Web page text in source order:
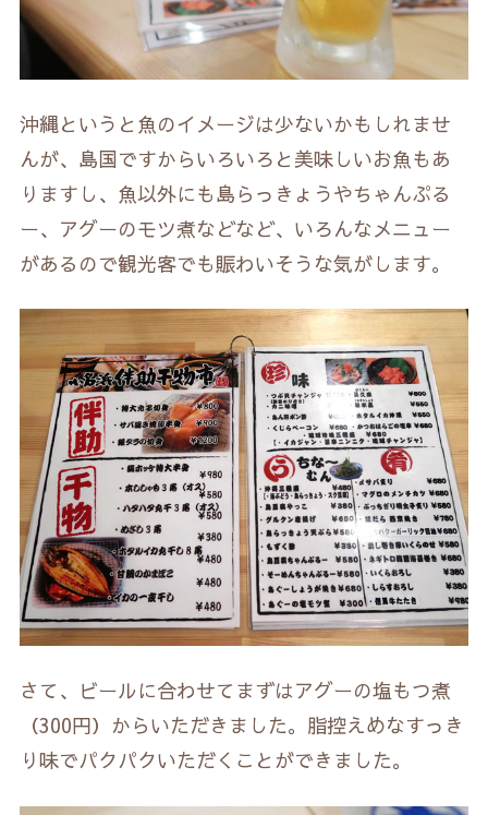
沖縄というと魚のイメージは少ないかもしれませ
んが、島国ですからいろいろと美味しいお魚もあ
りますし、魚以外にも島らっきょうやちゃんぷる
ー、アグーのモツ煮などなど、いろんなメニュー
があるので観光客でも賑わいそうな気がします。
さて、ビールに合わせてまずはアグーの塩もつ煮
（300円）からいただきました。脂控えめなすっき
り味でパクパクいただくことができました。